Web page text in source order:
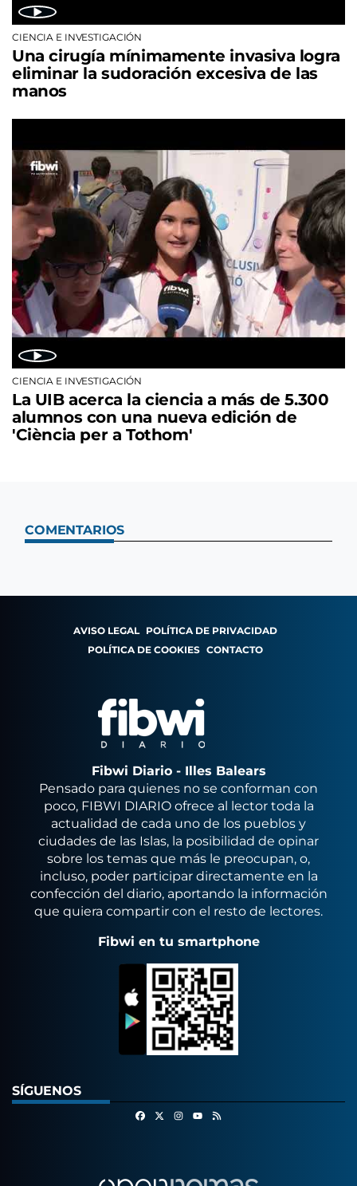
CIENCIA E INVESTIGACIÓN
Una cirugía mínimamente invasiva logra
eliminar la sudoración excesiva de las
manos
CIENCIA E INVESTIGACIÓN
La UIB acerca la ciencia a más de 5.300
alumnos con una nueva edición de
'Ciència per a Tothom'
COMENTARIOS
AVISO LEGAL POLÍTICA DE PRIVACIDAD
POLÍTICA DE COOKIES CONTACTO
Fibwi Diario - Illes Balears
Pensado para quienes no se conforman con
poco, FIBWI DIARIO ofrece al lector toda la
actualidad de cada uno de los pueblos y
ciudades de las Islas, la posibilidad de opinar
sobre los temas que más le preocupan, o,
incluso, poder participar directamente en la
confección del diario, aportando la información
que quiera compartir con el resto de lectores.
Fibwi en tu smartphone
SÍGUENOS
FacebookInstagram